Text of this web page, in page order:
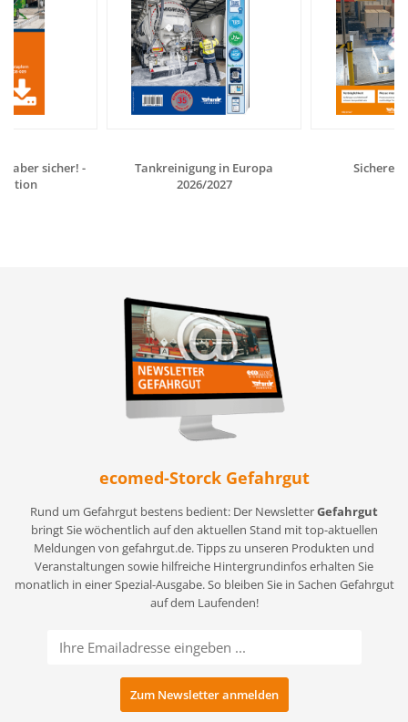
- aber sicher! -
Tankreinigung in Europa
2026/2027
Sichere
ecomed-Storck Gefahrgut
Rund um Gefahrgut bestens bedient: Der NewsletterGefahrgut
bringt Sie wöchentlich auf den aktuellen Stand mit top-aktuellen
Meldungen von gefahrgut.de. Tipps zu unseren Produkten und
Veranstaltungen sowie hilfreiche Hintergrundinfos erhalten Sie
monatlich in einer Spezial-Ausgabe. So bleiben Sie in Sachen Gefahrgut
auf dem Laufenden!